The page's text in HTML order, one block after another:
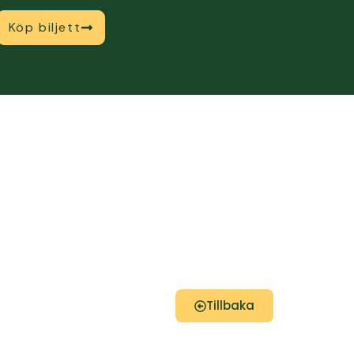
Köp biljett
Tillbaka